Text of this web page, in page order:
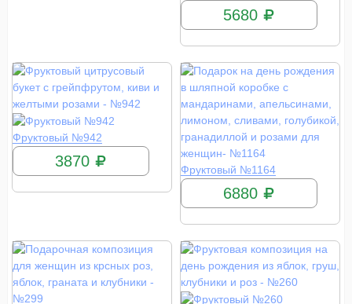
5680
Фруктовый №942
КУПИТЬ
3870
Фруктовый №1164
КУПИТЬ
6880